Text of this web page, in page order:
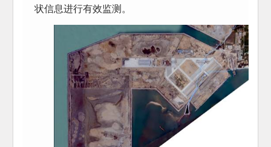
状信息进行有效监测。